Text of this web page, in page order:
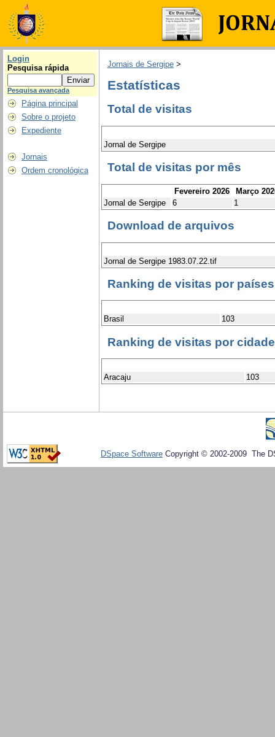
Login
Pesquisa rápida
Pesquisa avançada
Página principal
Sobre o projeto
Expediente
Jornais
Ordem cronológica
Jornais de Sergipe >
Estatísticas
Total de visitas
Jornal de Sergipe
Total de visitas por mês
Fevereiro 2026
Março
Jornal de Sergipe
6 1
Download de arquivos
Jornal de Sergipe 1983.07.22.tif
Ranking de visitas por países
Brasil 103
Ranking de visitas por
Aracaju 103
DSpace Software Copyright © 2002-2009 The